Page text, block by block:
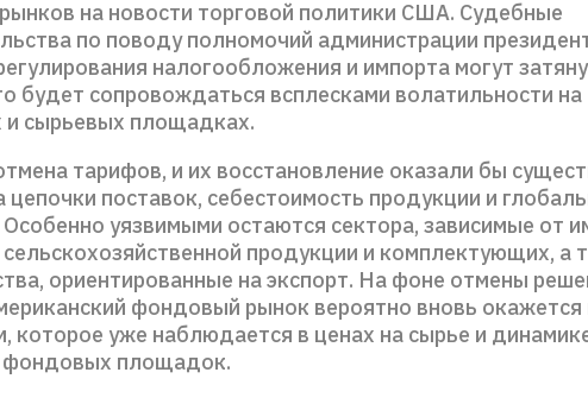
на новости торговой политики США. Судебные
по поводу полномочий администрации
налогообложения и импорта могут
будет сопровождаться всплесками волатильности на
сырьевых площадках.
тарифов, и их восстановление оказали бы
цепочки поставок, себестоимость продукции и
уязвимыми остаются сектора, зависимые от
продукции и комплектующих, а
ориентированные на экспорт. На фоне отмены
фондовый рынок вероятно вновь
которое уже наблюдается в ценах на сырье и
фондовых площадок.